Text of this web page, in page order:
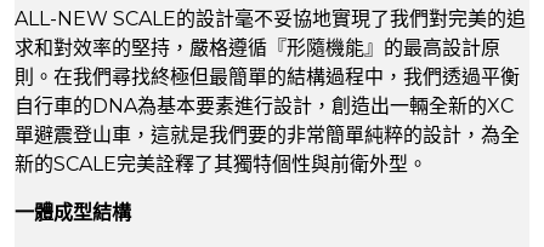
ALL-NEW SCALE的設計毫不妥協地實現了我們對完美的追
求和對效率的堅持，嚴格遵循『形隨機能』的最高設計原
則。在我們尋找終極但最簡單的結構過程中，我們透過平衡
自行車的DNA為基本要素進行設計，創造出一輛全新的XC
單避震登山車，這就是我們要的非常簡單純粹的設計，為全
新的SCALE完美詮釋了其獨特個性與前衛外型。
一體成型結構